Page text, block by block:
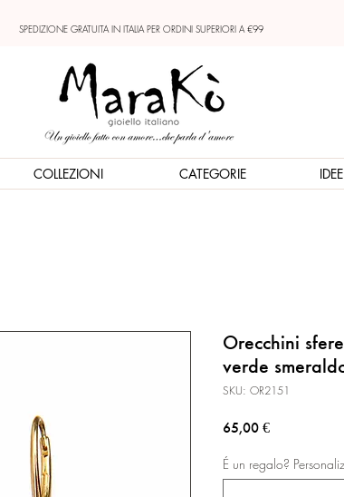
SPEDIZIONE GRATUITA IN ITALIA PER ORDINI SUPERIORI A €99
COLLEZIONI CATEGORIE
Orecchini
verde
SKU: OR2151
65,00 €Prezzo
É un regalo?